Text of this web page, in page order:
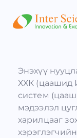
Энэхүү
ХХК (цаашид
систем
мэдээлэл
харилцааг